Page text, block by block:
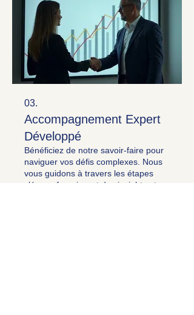
03.
Accompagnement Expert
Développé
Bénéficiez de notre savoir-faire pour
naviguer vos défis complexes. Nous
vous guidons à travers les étapes
clés, en fournissant des insights et